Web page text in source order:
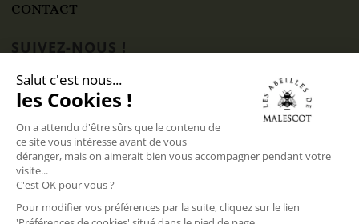
CONTACT
SUIVEZ-NOUS !
SAS Domaine de Malescot
Siège social : 1515 route de Fauconneau, 47250
Bouglon – France
CGV Mentions légales